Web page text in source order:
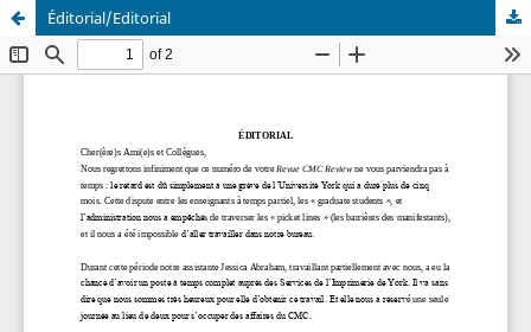
Éditorial/Editorial